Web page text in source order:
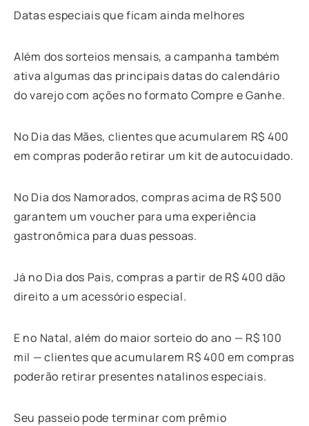
Datas especiais que ficam ainda melhores
Além dos sorteios mensais, a campanha também
ativa algumas das principais datas do calendário
do varejo com ações no formato Compre e Ganhe.
No Dia das Mães, clientes que acumularem R$ 400
em compras poderão retirar um kit de autocuidado.
No Dia dos Namorados, compras acima de R$ 500
garantem um voucher para uma experiência
gastronômica para duas pessoas.
Já no Dia dos Pais, compras a partir de R$ 400 dão
direito a um acessório especial.
E no Natal, além do maior sorteio do ano — R$ 100
mil — clientes que acumularem R$ 400 em compras
poderão retirar presentes natalinos especiais.
Seu passeio pode terminar com prêmio